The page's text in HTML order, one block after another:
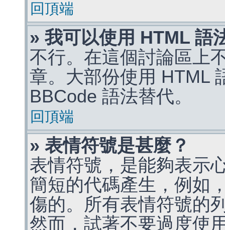
回頂端
» 我可以使用 HTML 語
不行。在這個討論區上
章。大部份使用 HTML
BBCode 語法替代。
回頂端
» 表情符號是甚麼？
表情符號，是能夠表示
簡短的代碼產生，例如
傷的。所有表情符號的
然而，試著不要過度使